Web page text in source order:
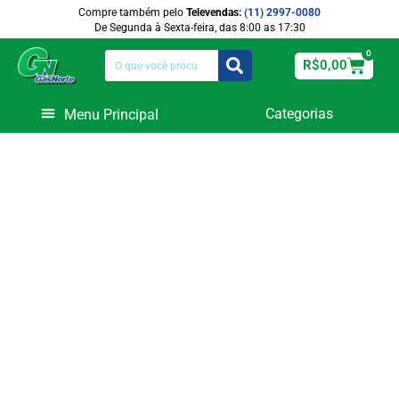
Compre também pelo Televendas: (11) 2997-0080
De Segunda à Sexta-feira, das 8:00 as 17:30
R$0,00
0
Categorias